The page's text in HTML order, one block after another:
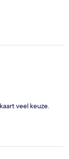
veel keuze.